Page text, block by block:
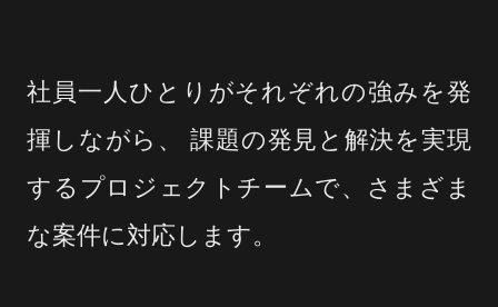
社員一人ひとりがそれぞれの強みを発
揮しながら、
課題の発見と解決を実現
するプロジェクトチームで、さまざま
な案件に対応します。